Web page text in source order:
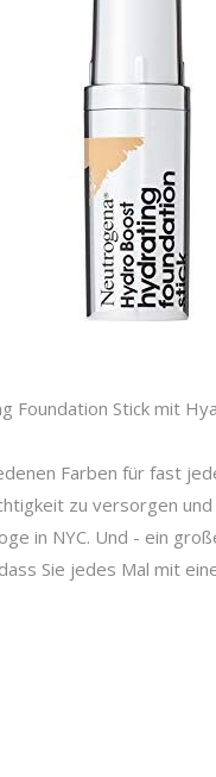
Foundation Stick mit
Farben für fast
zu versorgen
in NYC. Und - ein
Sie jedes Mal mit